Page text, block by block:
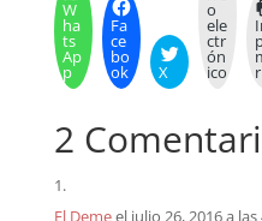
W
ha
ts
Ap
p
Fa
ce
bo
ok X
o
ele
ctr
ón
ico r
2
El Demeel julio 26, 2016 a las